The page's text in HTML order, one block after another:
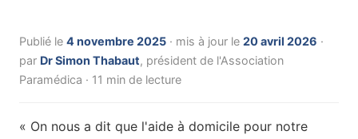
Publié le 4 novembre 2025 · mis à jour le 20 avril 2026 ·
par Dr Simon Thabaut, président de l'Association
Paramédica · 11 min de lecture
« On nous a dit que l'aide à domicile pour notre